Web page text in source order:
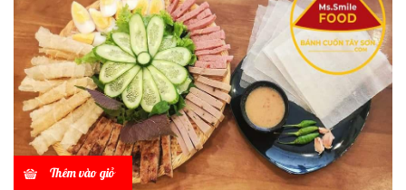
Thêm vào giỏ